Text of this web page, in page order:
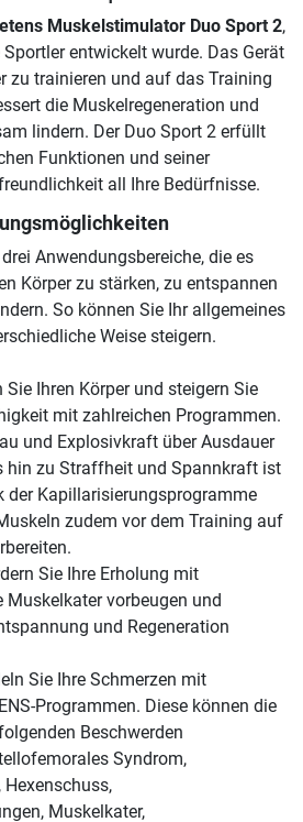
Muskelstimulator Duo Sport 2,
entwickelt wurde. Das Gerät
zu trainieren und auf das Training
die Muskelregeneration und
lindern. Der Duo Sport 2 erfüllt
Funktionen und seiner
all Ihre Bedürfnisse.
Anwendungsbereiche, die es
Körper zu stärken, zu entspannen
So können Sie Ihr allgemeines
Weise steigern.
Sie Ihren Körper und steigern Sie
mit zahlreichen Programmen.
und Explosivkraft über Ausdauer
hin zu Straffheit und Spannkraft ist
der Kapillarisierungsprogramme
zudem vor dem Training auf
Sie Ihre Erholung mit
Muskelkater vorbeugen und
und Regeneration
Sie Ihre Schmerzen mit
Programmen. Diese können die
Beschwerden
Syndrom,
Muskelkater,